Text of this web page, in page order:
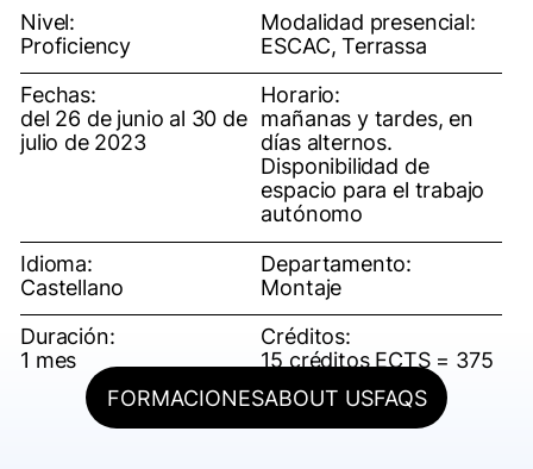
FORMACIONESABOUT USFAQS
Nivel:
Proficiency
Modalidad presencial:
ESCAC, Terrassa
Fechas:
del 26 de junio al 30 de
julio de 2023
Horario:
mañanas y tardes, en
días alternos.
Disponibilidad de
espacio para el trabajo
autónomo
Idioma:
Castellano
Departamento:
Montaje
Duración:
1 mes
Créditos:
15 créditos ECTS = 375
horas